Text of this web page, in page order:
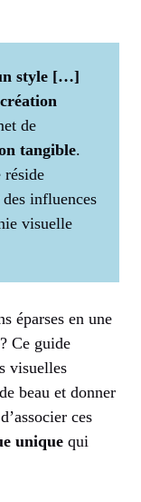
style […]
de
tangible.
réside
influences
visuelle
éparses en une
Ce guide
visuelles
beau et donner
ces
unique qui